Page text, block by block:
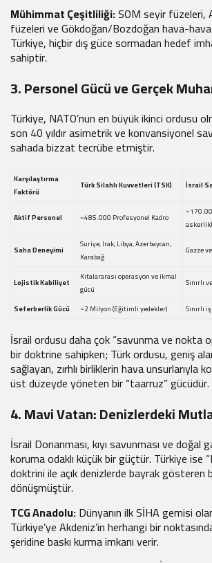
Mühimmat Çeşitliliği:SOM seyir
füzeleri ve Gökdoğan/Bozdoğan hava-
Türkiye, hiçbir dış güce sormadan hedef
sahiptir.
3. Personel Gücü ve Gerçek
Türkiye, NATO’nun en büyük ikinci ordusu
son 40 yıldır asimetrik ve konvansiyonel
sahada bizzat tecrübe etmiştir.
Karşılaştırma
Faktörü
Türk Silahlı Kuvvetleri (TSK) İsrail
Aktif Personel ~485.000 Profesyonel Kadro
askerlik)
Saha Deneyimi
Suriye, Irak, Libya, Azerbaycan,
Karabağ
Gazze
Lojistik Kabiliyet
Kıtalararası operasyon ve ikmal
gücü
Sınırlı
Seferberlik Gücü
~2 Milyon (Eğitimli yedekler) Sınırlı
İsrail ordusu daha çok “savunma ve nokta
bir doktrine sahipken; Türk ordusu, geniş
sağlayan, zırhlı birliklerin hava unsurlarıyla
üst düzeyde yöneten bir “taarruz” gücüdür.
4. Mavi Vatan: Denizlerdeki
İsrail Donanması, kıyı savunması ve doğal
koruma odaklı küçük bir güçtür. Türkiye ise
doktrini ile açık denizlerde bayrak gösteren
dönüşmüştür.
TCG Anadolu:Dünyanın ilk SİHA gemisi
Türkiye’ye Akdeniz’in herhangi bir
şeridine baskı kurma imkanı verir.